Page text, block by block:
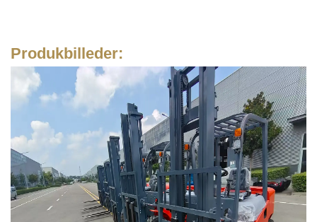
Produkbilleder: